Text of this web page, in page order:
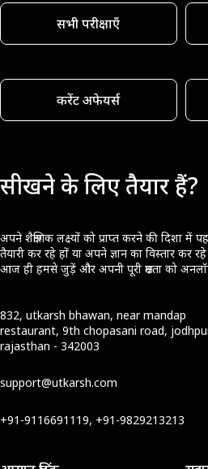
सभी परीक्षाएँ
करेंट अफेयर्स
सीखने के लिए तैयार हैं?
अपने शैक्षणिक लक्ष्यों को प्राप्त करने की दिशा में
तैयारी कर रहे हों या अपने ज्ञान का विस्तार
आज ही हमसे जुड़ें और अपनी पूरी क्षमता को
832, utkarsh bhawan, near mandap
restaurant, 9th chopasani road,
rajasthan - 342003
support@utkarsh.com
+91-9116691119, +91-9829213213